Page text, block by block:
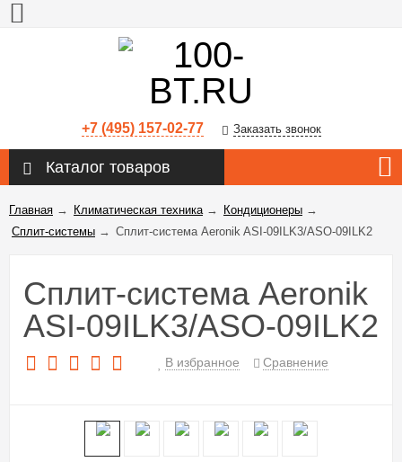
+7 (495) 157-02-77 Заказать звонок
Каталог товаров
Главная → Климатическая техника→ Кондиционеры →
Сплит-системы → Сплит-система Aeronik ASI-09ILK3/ASO-09ILK2
Сплит-система Aeronik
ASI-09ILK3/ASO-09ILK2
В избранное Сравнение